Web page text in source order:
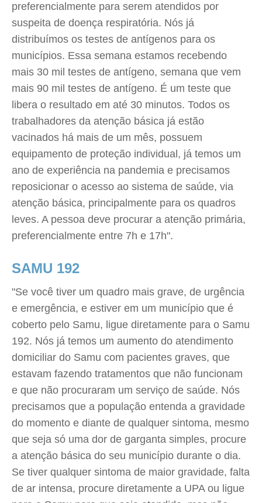
preferencialmente para serem atendidos por
suspeita de doença respiratória. Nós já
distribuímos os testes de antígenos para os
municípios. Essa semana estamos recebendo
mais 30 mil testes de antígeno, semana que vem
mais 90 mil testes de antígeno. É um teste que
libera o resultado em até 30 minutos. Todos os
trabalhadores da atenção básica já estão
vacinados há mais de um mês, possuem
equipamento de proteção individual, já temos um
ano de experiência na pandemia e precisamos
reposicionar o acesso ao sistema de saúde, via
atenção básica, principalmente para os quadros
leves. A pessoa deve procurar a atenção primária,
preferencialmente entre 7h e 17h".
SAMU 192
"Se você tiver um quadro mais grave, de urgência
e emergência, e estiver em um município que é
coberto pelo Samu, ligue diretamente para o Samu
192. Nós já temos um aumento do atendimento
domiciliar do Samu com pacientes graves, que
estavam fazendo tratamentos que não funcionam
e que não procuraram um serviço de saúde. Nós
precisamos que a população entenda a gravidade
do momento e diante de qualquer sintoma, mesmo
que seja só uma dor de garganta simples, procure
a atenção básica do seu município durante o dia.
Se tiver qualquer sintoma de maior gravidade, falta
de ar intensa, procure diretamente a UPA ou ligue